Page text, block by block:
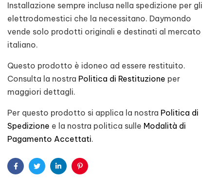
Installazione sempre inclusa nella spedizione per gli
elettrodomestici che la necessitano. Daymondo
vende solo prodotti originali e destinati al mercato
italiano.
Questo prodotto è idoneo ad essere restituito.
Consulta la nostra Politica di Restituzione per
maggiori dettagli.
Per questo prodotto si applica la nostra Politica di
Spedizione e la nostra politica sulle Modalità di
Pagamento Accettati.
FacebookTwitterLinkedinPinterest